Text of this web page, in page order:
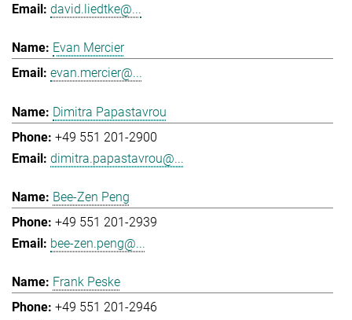
david.liedtke@...
Evan Mercier
evan.mercier@...
Dimitra Papastavrou
+49 551 201-2900
dimitra.papastavrou@...
Bee-Zen Peng
+49 551 201-2939
bee-zen.peng@...
Frank Peske
+49 551 201-2946